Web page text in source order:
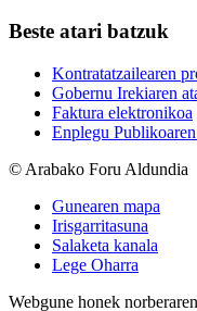
Beste atari batzuk
Kontratatzailearen
Gobernu Irekiaren
Faktura elektronikoa
Enplegu
© Arabako Foru Aldundia
Gunearen mapa
Irisgarritasuna
Salaketa kanala
Lege Oharra
Webgune honek